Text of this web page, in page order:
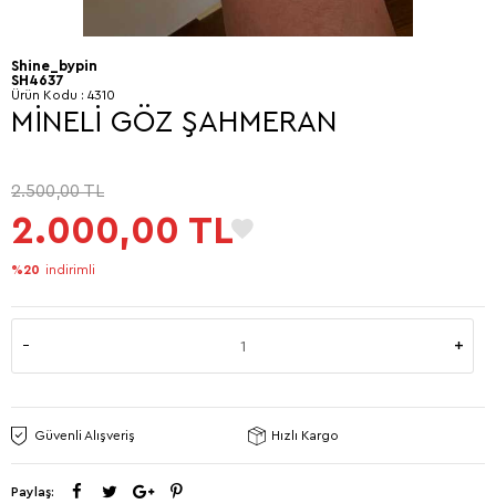
Shine_bypin
SH4637
Ürün Kodu : 4310
MİNELİ GÖZ ŞAHMERAN
2.500,00TL
2.000,00 TL
%20 indirimli
Güvenli Alışveriş Hızlı Kargo
Paylaş: